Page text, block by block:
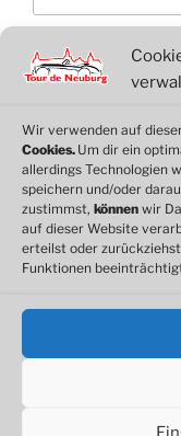
Wir verwenden auf
Cookies. Um dir ein
allerdings Technologien
speichern und/oder
zustimmst, können wir
auf dieser Website
erteilst oder
Funktionen
WordPress
Link
© 2026 Motorclub
Cookie-Richtlinie
Impressum